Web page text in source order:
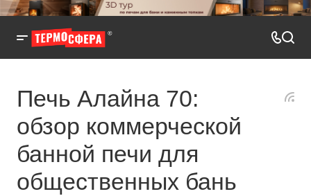
Печь Алайна 70:
обзор коммерческой
банной печи для
общественных бань